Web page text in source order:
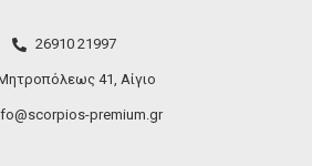
26910 21997
41, Αίγιο
premium.gr